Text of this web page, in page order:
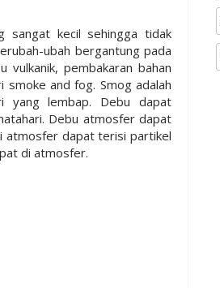
sangat kecil sehingga tidak
ubah bergantung pada
pembakaran bahan
smoke and fog. Smog adalah
yang lembap. Debu dapat
Debu atmosfer dapat
atmosfer dapat terisi partikel
di atmosfer.